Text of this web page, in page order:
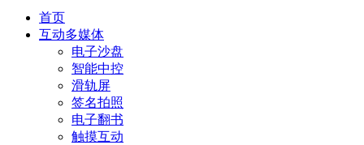
首页
互动多媒体
电子沙盘
智能中控
滑轨屏
签名拍照
电子翻书
触摸互动